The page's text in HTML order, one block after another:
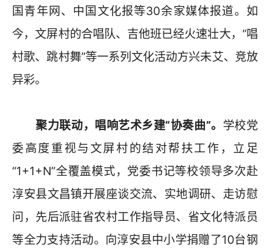
国青年网、中国文化报等30余家媒体报道。如
今，文屏村的合唱队、吉他班已经火速壮大，“唱
村歌、跳村舞”等一系列文化活动方兴未艾、竞放
异彩。
聚力联动，唱响艺术乡建“协奏曲”。 学校党
委高度重视与文屏村的结对帮扶工作，立足
“1+1+N”全覆盖模式，党委书记等校领导多次赴
淳安县文昌镇开展座谈交流、实地调研、走访慰
问，先后派驻省农村工作指导员、省文化特派员
等全力支持活动。向淳安县中小学捐赠了10台钢